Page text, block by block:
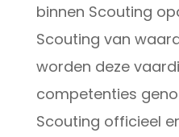
binnen Scouting
Scouting van
worden deze
competenties
Scouting officieel